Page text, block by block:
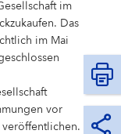
im
Das
im Mai
vor